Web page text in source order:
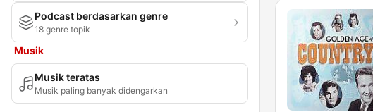
Podcast berdasarkan genre
18 genre topik
Musik
Musik teratas
Musik paling banyak didengarkan